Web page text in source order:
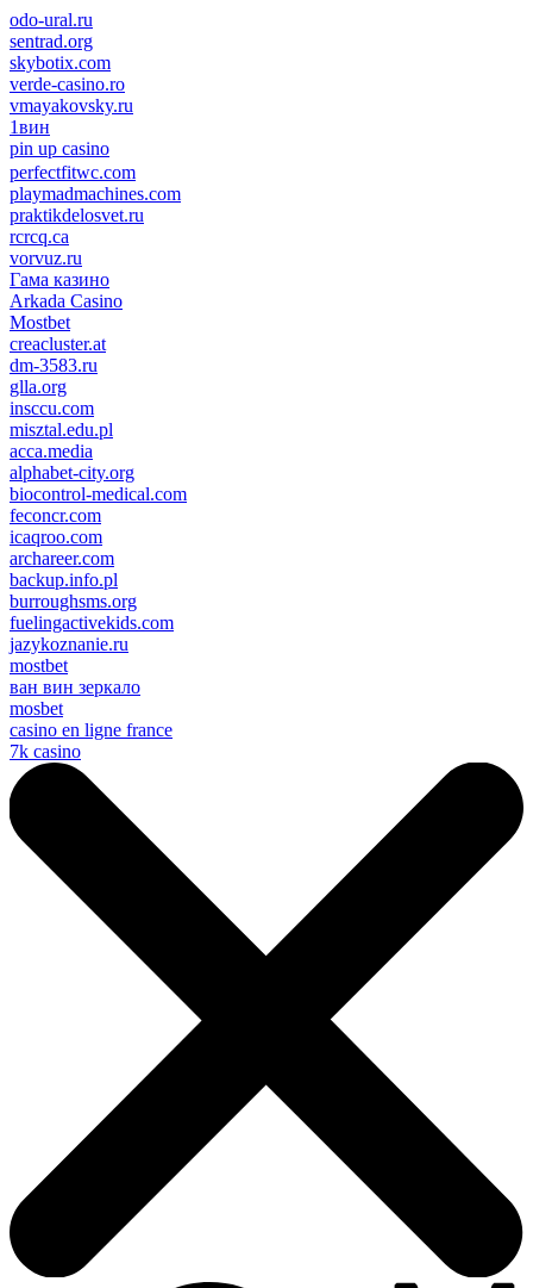
odo-ural.ru
sentrad.org
skybotix.com
verde-casino.ro
vmayakovsky.ru
1вин
pin up casino
пин ап
1win
perfectfitwc.com
playmadmachines.com
praktikdelosvet.ru
rcrcq.ca
vorvuz.ru
Гама казино
Arkada Casino
Mostbet
creacluster.at
dm-3583.ru
glla.org
insccu.com
misztal.edu.pl
acca.media
alphabet-city.org
biocontrol-medical.com
feconcr.com
icaqroo.com
archareer.com
backup.info.pl
burroughsms.org
fuelingactivekids.com
jazykoznanie.ru
mostbet
ван вин зеркало
mosbet
casino en ligne france
7k casino